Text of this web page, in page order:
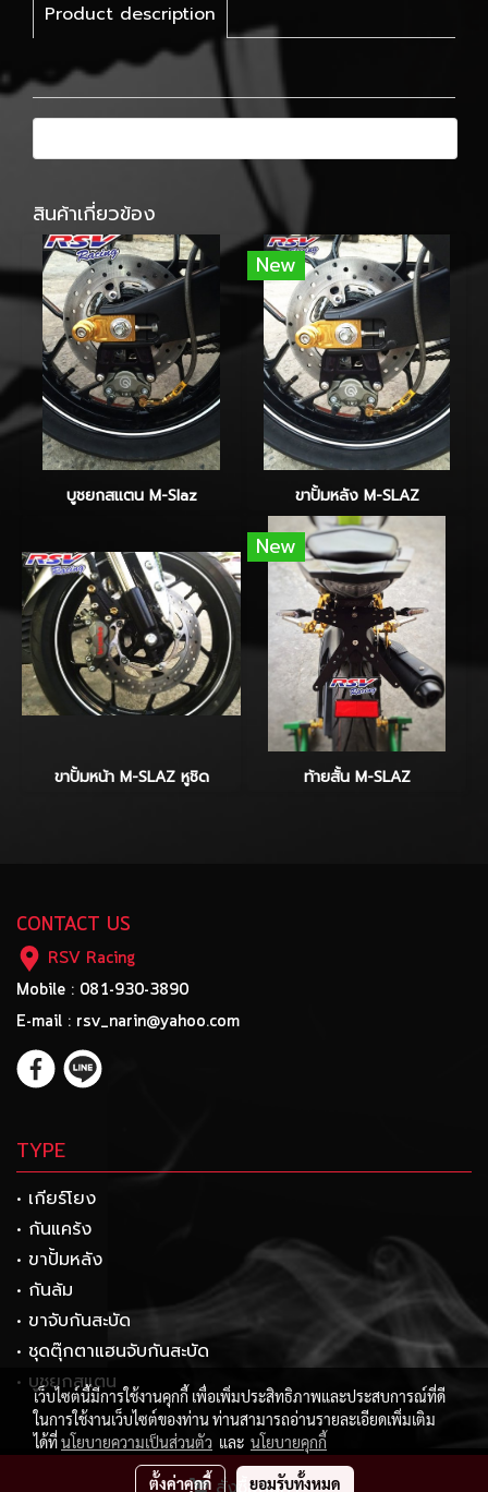
Product description
สินค้าเกี่ยวข้อง
บูชยกสแตน M-Slaz
New
ขาปั้มหลัง M-SLAZ
ขาปั้มหน้า M-SLAZ หูชิด
New
ท้ายสั้น M-SLAZ
CONTACT US
RSV Racing
Mobile : 081-930-3890
E-mail : rsv_narin@yahoo.com
TYPE
• เกียร์โยง
• กันแคร้ง
• ขาปั้มหลัง
• กันล้ม
• ขาจับกันสะบัด
• ชุดตุ๊กตาแฮนจับกันสะบัด
• บูชยกสแตน
Copyright 2017 by rsvracing.com
เว็บไซต์นี้มีการใช้งานคุกกี้ เพื่อเพิ่มประสิทธิภาพและประสบการณ์ที่ดี
ในการใช้งานเว็บไซต์ของท่าน ท่านสามารถอ่านรายละเอียดเพิ่มเติม
ได้ที่นโยบายความเป็นส่วนตัว และ นโยบายคุกกี้
ตั้งค่าคุกกี้ ยอมรับทั้งหมด